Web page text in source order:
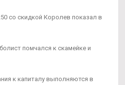
со скидкой Королев показал в
помчался к скамейке и
к капиталу выполняются в